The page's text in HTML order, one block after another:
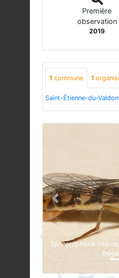
Première
observation
2019
1 commune 1
Saint-Étienne-du-
Sphaerophoria
Previous